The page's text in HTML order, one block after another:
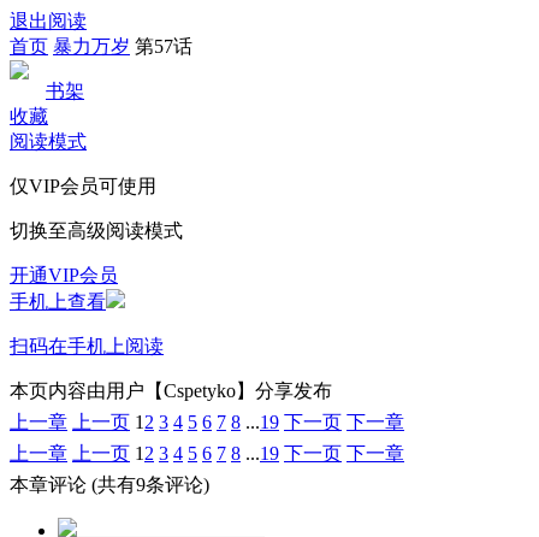
退出阅读
首页 暴力万岁 第57话
书架
收藏
阅读模式
仅VIP会员可使用
切换至高级阅读模式
开通VIP会员
手机上查看
扫码在手机上阅读
本页内容由用户【Cspetyko】分享发布
上一章
上一页 1 2 3 4 5 6 7 8 ...19 下一页 下一章
上一章
上一页 1 2 3 4 5 6 7 8 ...19 下一页 下一章
本章评论 (共有9条评论)